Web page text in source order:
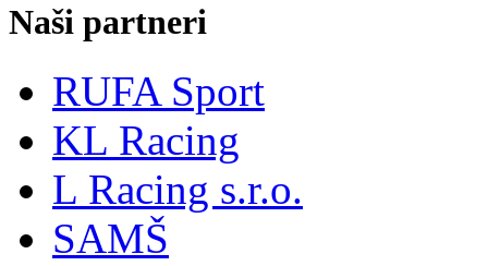
Naši partneri
RUFA Sport
KL Racing
L Racing s.r.o.
SAMŠ